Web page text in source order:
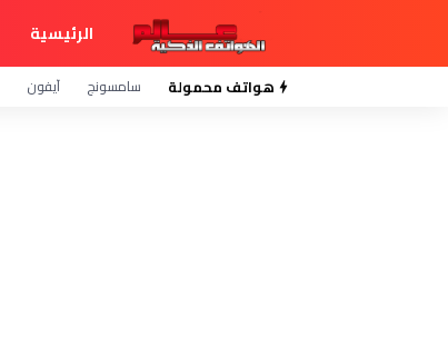
الرئيسية
هواتف محمولة سامسونج آيفون